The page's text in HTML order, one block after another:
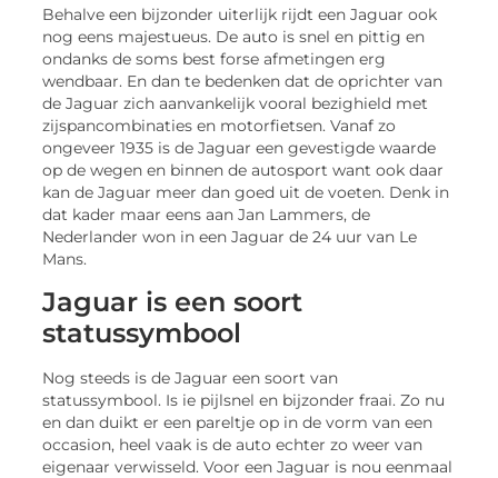
Behalve een bijzonder uiterlijk rijdt een Jaguar ook
nog eens majestueus. De auto is snel en pittig en
ondanks de soms best forse afmetingen erg
wendbaar. En dan te bedenken dat de oprichter van
de Jaguar zich aanvankelijk vooral bezighield met
zijspancombinaties en motorfietsen. Vanaf zo
ongeveer 1935 is de Jaguar een gevestigde waarde
op de wegen en binnen de autosport want ook daar
kan de Jaguar meer dan goed uit de voeten. Denk in
dat kader maar eens aan Jan Lammers, de
Nederlander won in een Jaguar de 24 uur van Le
Mans.
Jaguar is een soort
statussymbool
Nog steeds is de Jaguar een soort van
statussymbool. Is ie pijlsnel en bijzonder fraai. Zo nu
en dan duikt er een pareltje op in de vorm van een
occasion, heel vaak is de auto echter zo weer van
eigenaar verwisseld. Voor een Jaguar is nou eenmaal